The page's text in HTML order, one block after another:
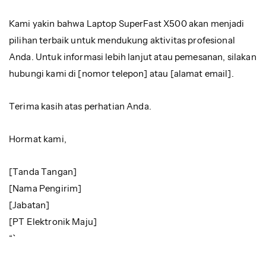
Kami yakin bahwa Laptop SuperFast X500 akan menjadi
pilihan terbaik untuk mendukung aktivitas profesional
Anda. Untuk informasi lebih lanjut atau pemesanan, silakan
hubungi kami di [nomor telepon] atau [alamat email].
Terima kasih atas perhatian Anda.
Hormat kami,
[Tanda Tangan]
[Nama Pengirim]
[Jabatan]
[PT Elektronik Maju]
“`